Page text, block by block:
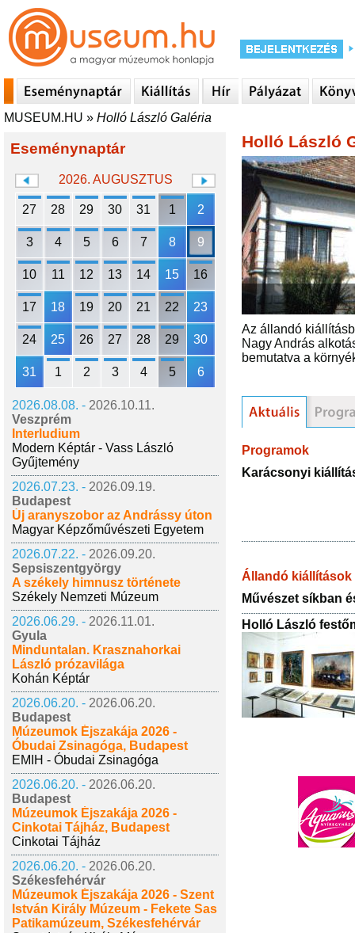
MUSEUM.HU » Holló László Galéria
Eseménynaptár
2026. AUGUSZTUS
27 28 29 30 31 1 2
3 4 5 6 7 8 9
10 11 12 13 14 15 16
17 18 19 20 21 22 23
24 25 26 27 28 29 30
31 1 2 3 4 5 6
2026.08.08. - 2026.10.11.
Veszprém
Interludium
Modern Képtár - Vass László
Gyűjtemény
2026.07.23. - 2026.09.19.
Budapest
Új aranyszobor az Andrássy úton
Magyar Képzőművészeti Egyetem
2026.07.22. - 2026.09.20.
Sepsiszentgyörgy
A székely himnusz története
Székely Nemzeti Múzeum
2026.06.29. - 2026.11.01.
Gyula
Minduntalan. Krasznahorkai
László prózavilága
Kohán Képtár
2026.06.20. - 2026.06.20.
Budapest
Múzeumok Éjszakája 2026 -
Óbudai Zsinagóga, Budapest
EMIH - Óbudai Zsinagóga
2026.06.20. - 2026.06.20.
Budapest
Múzeumok Éjszakája 2026 -
Cinkotai Tájház, Budapest
Cinkotai Tájház
2026.06.20. - 2026.06.20.
Székesfehérvár
Múzeumok Éjszakája 2026 - Szent
István Király Múzeum - Fekete Sas
Patikamúzeum, Székesfehérvár
Holló László
Az állandó
Nagy András
bemutatva a
Programok
Karácsonyi
Állandó kiállítások
Művészet síkban
Holló László